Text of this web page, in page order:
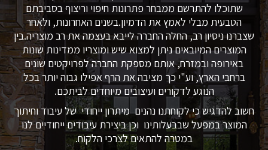
שתוכלו להתרשם ממבחר פתרונות חיפוי וריצוף בסביבתם
הטבעית מבלי לאמץ את הדמיון.בשנים האחרונות, ולאחר
שצברנו ניסיון רב, החלה החברה לייבא בעצמה את רב מוצריה.בין
המוצרים המיובאים ניתן למצוא שיש ומוצריו ממדינות שונות
באירופה ובמזרח, אותם מספקת החברה לפרויקטים שונים
ברחבי הארץ, וע"י כך מציבה את הרף אפילו גבוה יותר בכל
הנוגע לדקורים ועיצובים מיוחדים לביתכם.
חשוב להדגיש כי לקוחתנו נהנים מיתרון ייחודי של עיבוד וחיתוך
המוצר במפעל שבבעלותינו וכן ביצירת עיבודים ייחודיים לנו
במטרה להתאים לצרכי הלקוח.